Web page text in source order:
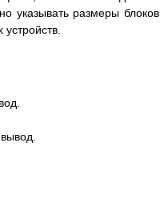
указывать размеры блоков